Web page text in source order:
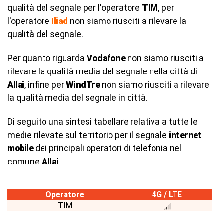
qualità del segnale per l'operatore TIM, per
l'operatore Iliad non siamo riusciti a rilevare la
qualità del segnale.
Per quanto riguarda Vodafonenon siamo riusciti a
rilevare la qualità media del segnale nella città di
Allai, infine perWindTrenon siamo riusciti a rilevare
la qualità media del segnale in città.
Di seguito una sintesi tabellare relativa a tutte le
medie rilevate sul territorio per il segnale internet
mobiledei principali operatori di telefonia nel
comune Allai.
Operatore
4G / LTE
TIM